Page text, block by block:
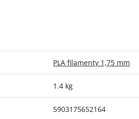
PLA filamenty 1,75 mm
1.4 kg
5903175652164